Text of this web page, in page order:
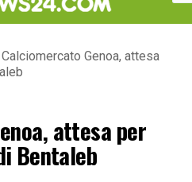
Calciomercato Genoa, attesa
attesa per
Bentaleb